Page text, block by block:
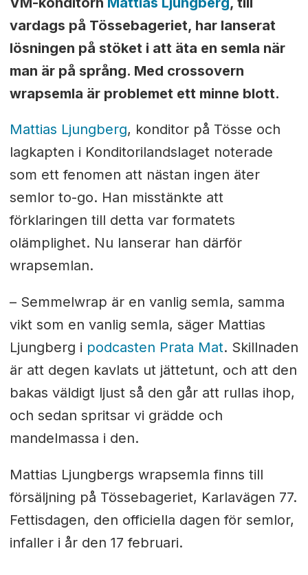
vardags på Tössebageriet, har lanserat
lösningen på stöket i att äta en semla när
man är på språng. Med crossovern
wrapsemla är problemet ett minne blott.
Mattias Ljungberg, konditor på Tösse och
lagkapten i Konditorilandslaget noterade
som ett fenomen att nästan ingen äter
semlor to-go. Han misstänkte att
förklaringen till detta var formatets
olämplighet. Nu lanserar han därför
wrapsemlan.
– Semmelwrap är en vanlig semla, samma
vikt som en vanlig semla, säger Mattias
Ljungberg i podcasten Prata Mat. Skillnaden
är att degen kavlats ut jättetunt, och att den
bakas väldigt ljust så den går att rullas ihop,
och sedan spritsar vi grädde och
mandelmassa i den.
Mattias Ljungbergs wrapsemla finns till
försäljning på Tössebageriet, Karlavägen 77.
Fettisdagen, den officiella dagen för semlor,
infaller i år den 17 februari.